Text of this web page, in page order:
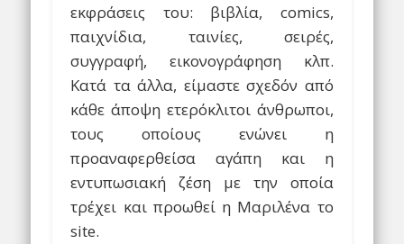
εκφράσεις του: βιβλία, comics,
παιχνίδια, ταινίες, σειρές,
συγγραφή, εικονογράφηση κλπ.
Κατά τα άλλα, είμαστε σχεδόν από
κάθε άποψη ετερόκλιτοι άνθρωποι,
τους οποίους ενώνει η
προαναφερθείσα αγάπη και η
εντυπωσιακή ζέση με την οποία
τρέχει και προωθεί η Μαριλένα το
site.